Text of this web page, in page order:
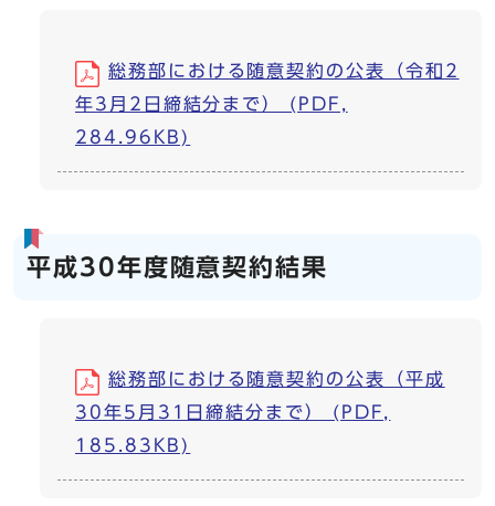
総務部における随意契約の公表（令和2
年3月2日締結分まで） (PDF,
284.96KB)
平成30年度随意契約結果
総務部における随意契約の公表（平成
30年5月31日締結分まで） (PDF,
185.83KB)